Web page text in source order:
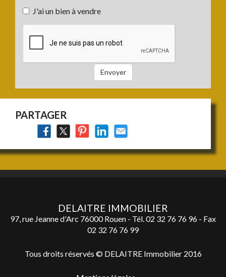
projet
:
J'ai un bien à vendre
Envoyer
PARTAGER
DELAITRE IMMOBILIER
97, rue Jeanne d'Arc 76000 Rouen - Tél. 02 32 76 76 96 - Fax
02 32 76 76 99
Tous droits réservés © DELAITRE Immobilier 2016